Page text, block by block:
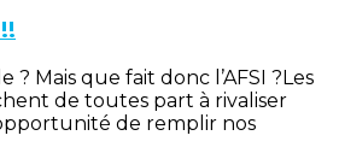
? Mais que fait donc l’AFSI ?Les
de toutes part à rivaliser
de remplir nos